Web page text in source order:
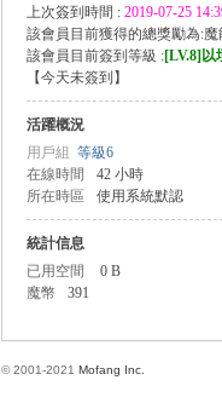
上次簽到時間 : 2019-07-25
該會員目前獲得的總獎勵為:魔
該會員目前簽到等級 :[LV.8]以
【今天未簽到 】
活躍概況
用戶組 等級6
在線時間
42 小時
所在時區
使用系統默認
統計信息
已用空間
0 B
魔幣
391
© 2001-2021 Mofang Inc.